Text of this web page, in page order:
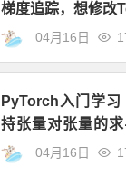
梯度追踪，想修改
04月16日
PyTorch入门学习
持张量对张量的
张量的求导
04月16日